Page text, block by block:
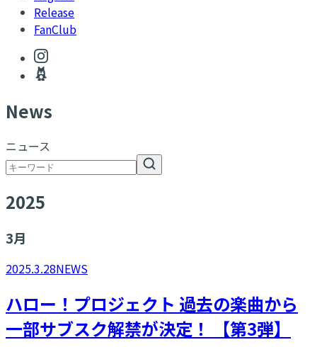
Release
FanClub
News
ニュース
2025
3月
2025.3.28NEWS
ハロー！プロジェクト 過去の楽曲から
一部サブスク解禁が決定！ 【第3弾】